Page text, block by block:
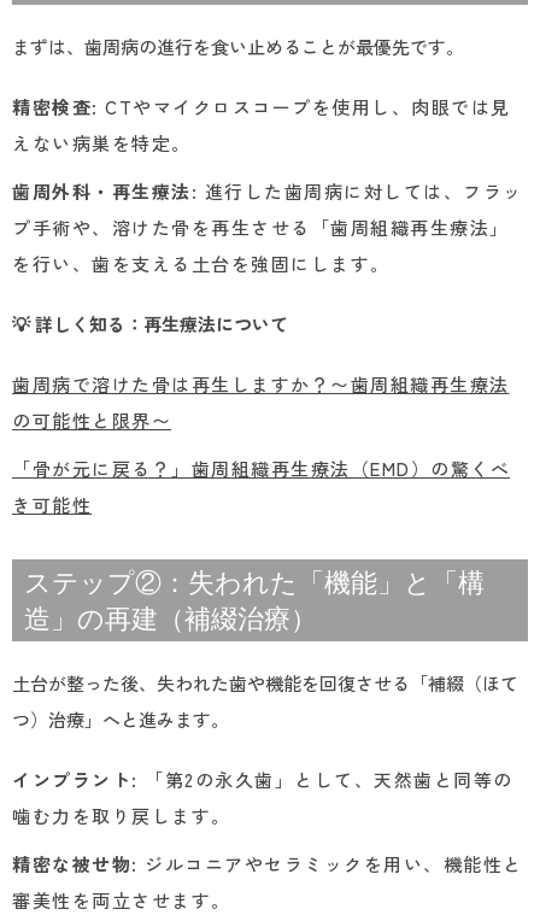
まずは、歯周病の進行を食い止めることが最優先です。
精密検査: CTやマイクロスコープを使用し、肉眼では見
えない病巣を特定。
歯周外科・再生療法: 進行した歯周病に対しては、フラッ
プ手術や、溶けた骨を再生させる「歯周組織再生療法」
を行い、歯を支える土台を強固にします。
💡 詳しく知る：再生療法について
歯周病で溶けた骨は再生しますか？〜歯周組織再生療法
の可能性と限界〜
「骨が元に戻る？」歯周組織再生療法（EMD）の驚くべ
き可能性
ステップ②：失われた「機能」と「構
造」の再建（補綴治療）
土台が整った後、失われた歯や機能を回復させる「補綴（ほて
つ）治療」へと進みます。
インプラント: 「第2の永久歯」として、天然歯と同等の
噛む力を取り戻します。
精密な被せ物: ジルコニアやセラミックを用い、機能性と
審美性を両立させます。